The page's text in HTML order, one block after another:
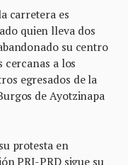
carretera es
quien lleva dos
su centro
cercanas a los
egresados de la
de Ayotzinapa
protesta en
PRI-PRD sigue su